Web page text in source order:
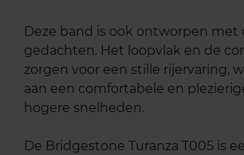
Deze band is ook ontworpen met
gedachten. Het loopvlak en de
zorgen voor een stille rijervaring,
aan een comfortabele en
hogere snelheden.
De Bridgestone Turanza T005 is